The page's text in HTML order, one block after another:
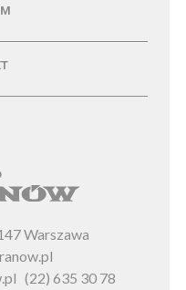
Warszawa
(22) 635 30 78